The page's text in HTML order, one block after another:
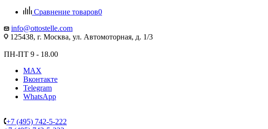
Сравнение товаров0
info@ottostelle.com
125438, г. Москва, ул. Автомоторная, д. 1/3
ПН-ПТ 9 - 18.00
MAX
Вконтакте
Telegram
WhatsApp
+7 (495) 742-5-222